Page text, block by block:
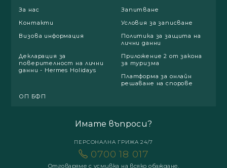
За нас
Запитване
Контакти
Условия за записване
Визова информация
Политика за защита на
лични данни
Декларация за
поверителност на лични
данни - Hermes Holidays
Приложение 2 от закона
за туризма
Платформа за онлайн
решаване на спорове
ОП БФП
Имате въпроси?
ПЕРСОНАЛНА ГРИЖА 24/7
0700 18 017
Отговаряме с усмивка на всяко обаждане.